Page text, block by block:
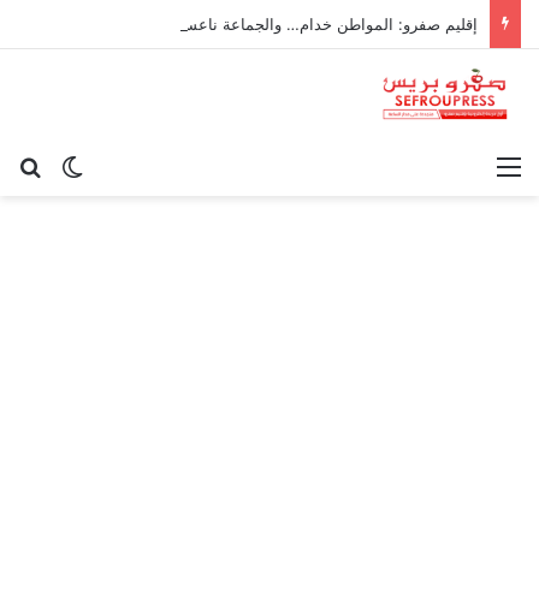
إقليم صفرو: المواطن خدام… والجماعة ناعسة!
الوضع القائمة